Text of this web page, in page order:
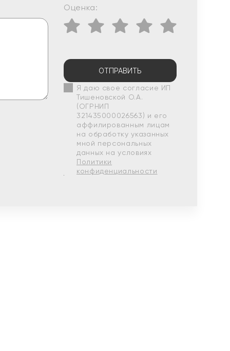
Оценка:
ОТПРАВИТЬ
Я даю свое согласие ИП
Тишеновской О.А.
(ОГРНИП
321435000026563) и его
аффилированным лицам
на обработку указанных
мной персональных
данных на условиях
Политики
конфиденциальности